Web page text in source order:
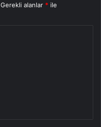
Gerekli alanlar * ile